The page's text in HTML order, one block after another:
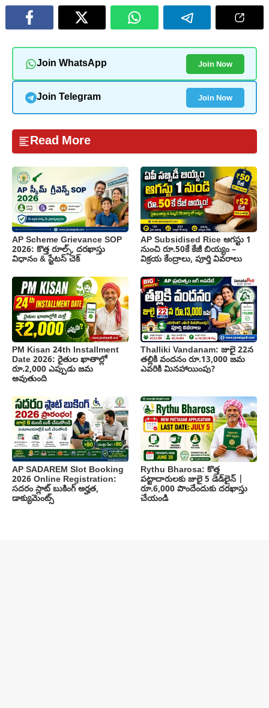
Join WhatsApp Join Now
Join Telegram Join Now
Read More
AP Scheme Grievance SOP
2026: కొత్త రూల్స్, దరఖాస్తు
విధానం & స్టేటస్ చెక్
AP Subsidised Rice ఆగస్టు 1
నుంచి రూ.50కే కేజీ బియ్యం –
విక్రయ కేంద్రాలు, పూర్తి వివరాలు
PM Kisan 24th Installment
Date 2026: రైతుల ఖాతాల్లో
రూ.2,000 ఎప్పుడు జమ
అవుతుంది
Thalliki Vandanam: జులై 22న
తల్లికి వందనం రూ.13,000 జమ
ఎవరికి మినహాయింపు?
AP SADAREM Slot Booking
2026 Online Registration:
సదరం స్లాట్ బుకింగ్ అర్హత,
డాక్యుమెంట్స్
Rythu Bharosa: కొత్త
పట్టాదారులకు జులై 5 డెడ్‌లైన్ |
రూ.6,000 పొందేందుకు దరఖాస్తు
చేయండి